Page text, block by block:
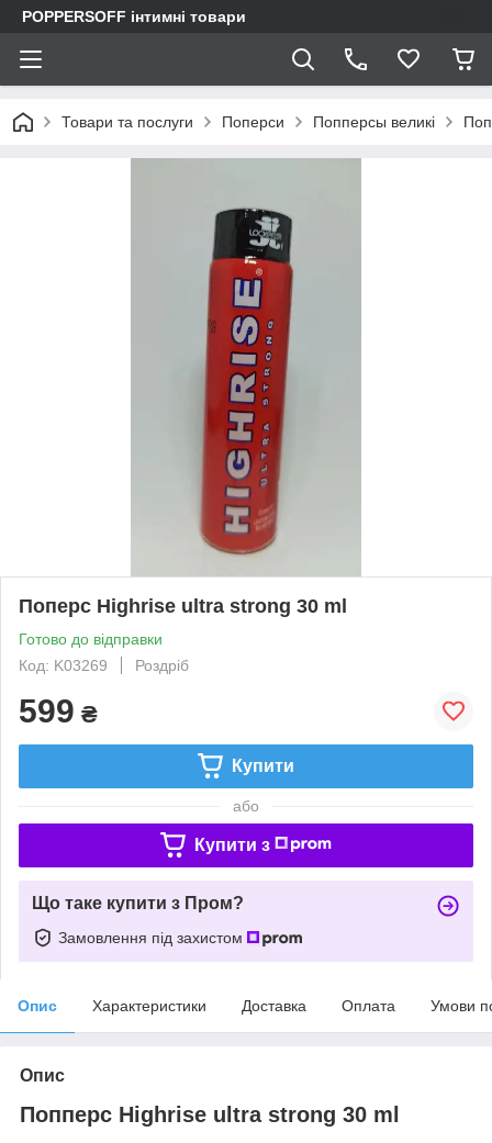
POPPERSOFF інтимні товари
Товари та послуги Поперси Попперсы великі
Поперс Highrise ultra strong 30 ml
Готово до відправки
Код: K03269
Роздріб
599 ₴
Купити
або
Купити з
Що таке купити з Пром?
Замовлення під захистом
Опис Характеристики Доставка Оплата Умови
Опис
Попперс Highrise ultra strong 30 ml